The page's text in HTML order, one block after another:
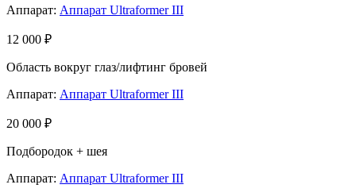
Аппарат: Аппарат Ultraformer III
12 000 ₽
Область вокруг глаз/лифтинг бровей
Аппарат: Аппарат Ultraformer III
20 000 ₽
Подбородок + шея
Аппарат: Аппарат Ultraformer III